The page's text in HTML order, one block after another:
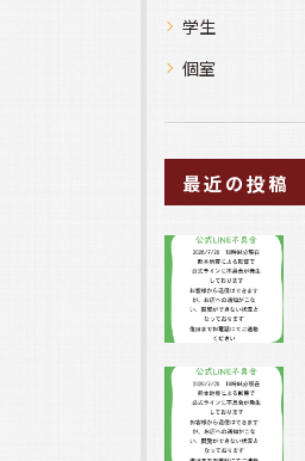
学生
個室
最近の投稿